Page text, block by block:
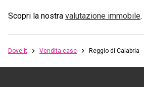
Scopri la nostra valutazione immobile.
Dove.it Vendita case Reggio di Calabria